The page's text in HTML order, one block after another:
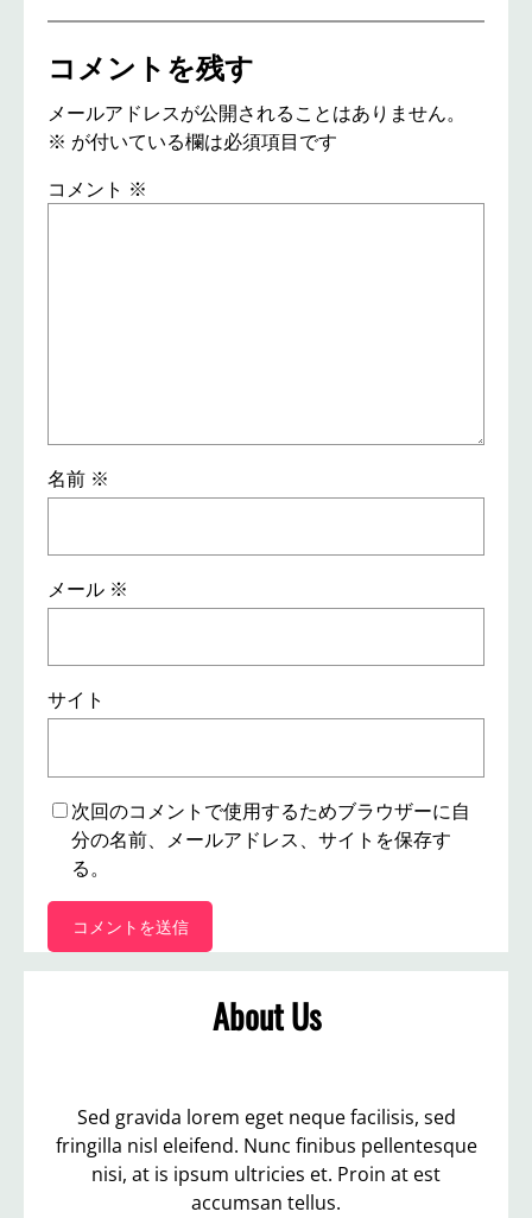
コメントを残す
メールアドレスが公開されることはありません。
※ が付いている欄は必須項目です
コメント ※
名前 ※
メール ※
サイト
次回のコメントで使用するためブラウザーに自
分の名前、メールアドレス、サイトを保存す
る。
About Us
Sed gravida lorem eget neque facilisis, sed
fringilla nisl eleifend. Nunc finibus pellentesque
nisi, at is ipsum ultricies et. Proin at est
accumsan tellus.